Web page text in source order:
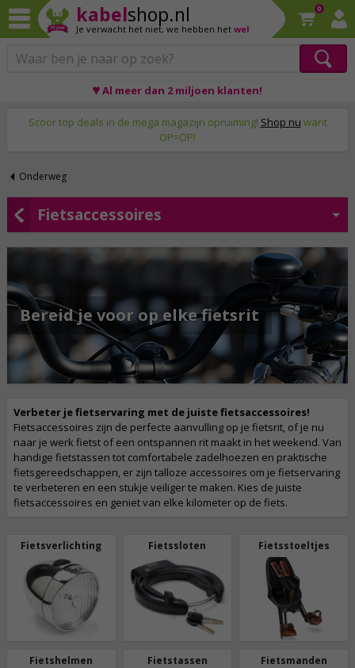
kabelshop.nl
Je verwacht het niet, we hebben het wel
0
Scoor top deals in de mega magazijn opruiming! Shop nu want
OP=OP!
Onderweg
Fietsaccessoires
Bereid je voor op elke fietsrit
Verbeter je fietservaring met de juiste fietsaccessoires!
Fietsaccessoires zijn de perfecte aanvulling op je fietsrit, of je nu
naar je werk fietst of een ontspannen rit maakt in het weekend. Van
handige fietstassen tot comfortabele zadelhoezen en praktische
fietsgereedschappen, er zijn talloze accessoires om je fietservaring
te verbeteren en een stukje veiliger te maken. Kies de juiste
fietsaccessoires en geniet van elke kilometer op de fiets.
Fietsverlichting Fietssloten Fietsstoeltjes
Fietshelmen Fietstassen Fietsmanden